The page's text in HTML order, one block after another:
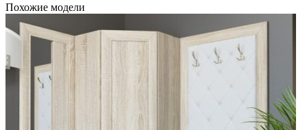
Похожие модели